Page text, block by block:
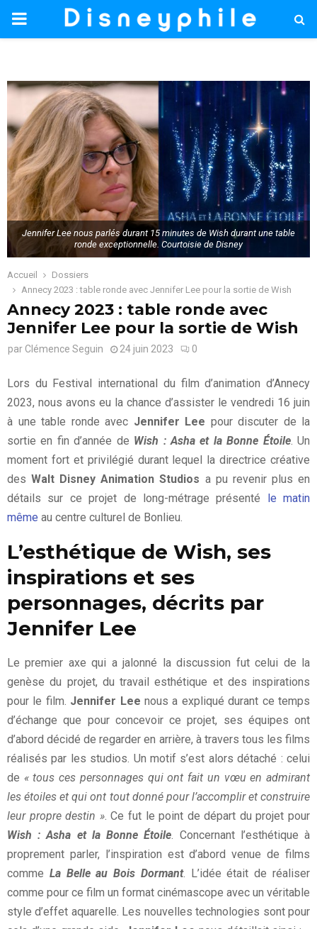
PRIMARY
Jennifer Lee nous parlés durant 15 minutes de Wish durant une table
ronde exceptionnelle. Courtoisie de Disney
Accueil
Dossiers
Annecy 2023 : table ronde avec Jennifer Lee pour la sortie de Wish
Annecy 2023 : table ronde avec
Jennifer Lee pour la sortie de Wish
par Clémence Seguin 24 juin 2023 0
Lors du Festival international du film d’animation d’Annecy
2023, nous avons eu la chance d’assister le vendredi 16 juin
à une table ronde avec Jennifer Lee pour discuter de la
sortie en fin d’année de Wish : Asha et la Bonne Étoile. Un
moment fort et privilégié durant lequel la directrice créative
desWalt Disney Animation Studios a pu revenir plus en
détails sur ce projet de long-métrage présenté
le matin
même au centre culturel de Bonlieu.
L’esthétique de Wish, ses
inspirations et ses
personnages, décrits par
Jennifer Lee
Le premier axe qui a jalonné la discussion fut celui de la
genèse du projet, du travail esthétique et des inspirations
pour le film. Jennifer Lee nous a expliqué durant ce temps
d’échange que pour concevoir ce projet, ses équipes ont
d’abord décidé de regarder en arrière, à travers tous les films
réalisés par les studios. Un motif s’est alors détaché : celui
de « tous ces personnages qui ont fait un vœu en admirant
les étoiles et qui ont tout donné pour l’accomplir et construire
leur propre destin ». Ce fut le point de départ du projet pour
Wish : Asha et la Bonne Étoile. Concernant l’esthétique à
proprement parler, l’inspiration est d’abord venue de films
comme La Belle au Bois Dormant. L’idée était de réaliser
comme pour ce film un format cinémascope avec un véritable
style d’effet aquarelle. Les nouvelles technologies sont pour